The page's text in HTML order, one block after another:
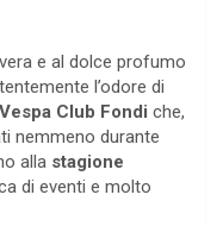
e al dolce profumo
l’odore di
Vespa Club Fondi che,
nemmeno durante
alla stagione
di eventi e molto